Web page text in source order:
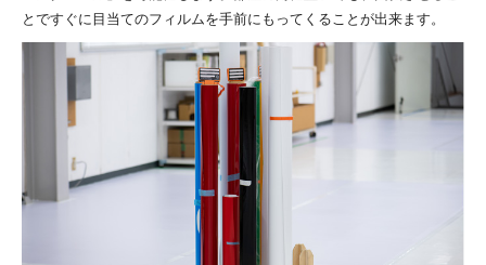
とですぐに目当てのフィルムを手前にもってくることが出来ます。